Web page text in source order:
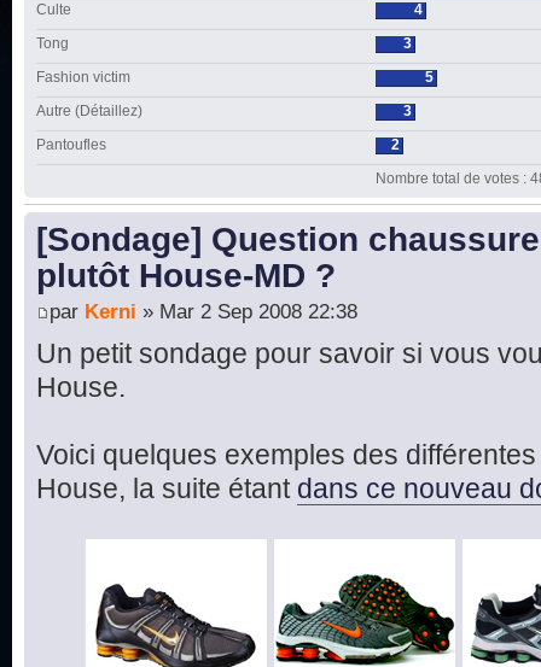
Culte
4
Tong
3
Fashion victim
5
Autre (Détaillez)
3
Pantoufles
2
Nombre total de votes :
[Sondage] Question
plutôt House-MD ?
par Kerni » Mar 2 Sep 2008 22:38
Un petit sondage pour savoir si vous
House.
Voici quelques exemples des
House, la suite étant dans ce nouveau